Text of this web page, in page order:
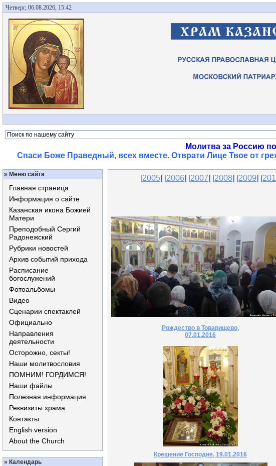
Четверг, 06.08.2026, 15:42
Молитва за Россию
Спаси Боже Праведный, всех вместе. Отврати Лице Твое от
» Меню сайта
Главная страница
Информация о сайте
Казанская икона Божией
Матери
Преподобный Сергий
Радонежский
Рубрики новостей
Архив событий прихода
Расписание
богослужений
Фотоальбомы
Видео
Сценарии спектаклей
Официально
Направления
деятельности
Осторожно, секты!
Наши молитвословия
ПОМНИМ! ГОРДИМСЯ!
Наши файлы
Полезная информация
Реквизиты храма
Контакты
English version
About the Church
» Календарь
[2005] [2006] [2007] [2008] [2009] [
Рождество в Товарищево,
07.01.2016
Крещение Господне, 19.01.2016